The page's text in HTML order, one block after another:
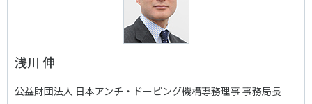
浅川 伸
公益財団法人 日本アンチ・ドーピング機構専務理事 事務局長